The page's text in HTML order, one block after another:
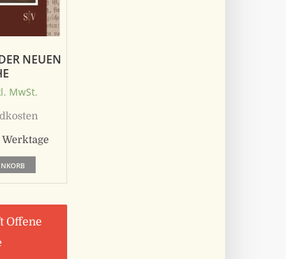
NEUEN
MwSt.
Werktage